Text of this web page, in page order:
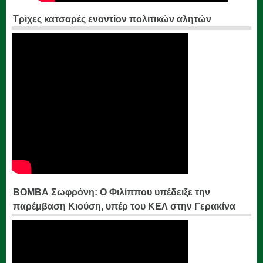
Τρίχες κατσαρές εναντίον πολιτικών αλητών
ΒΟΜΒΑ Σωφρόνη: Ο Φιλίππου υπέδειξε την
παρέμβαση Κιούση, υπέρ του ΚΕΛ στην Γερακίνα